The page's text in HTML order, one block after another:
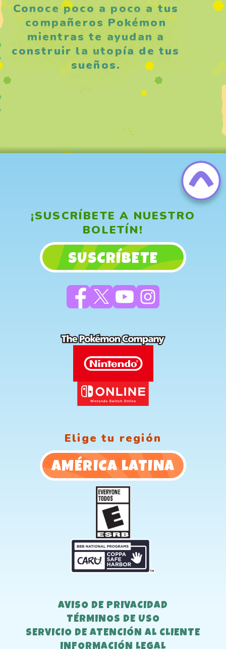
Conoce poco a poco a tus
compañeros Pokémon
mientras te ayudan a
construir la utopía de tus
sueños.
¡SUSCRÍBETE A NUESTRO
BOLETÍN!
SUSCRÍBETE
Elige tu región
AMÉRICA LATINA
AVISO DE PRIVACIDAD
TÉRMINOS DE USO
SERVICIO DE ATENCIÓN AL CLIENTE
INFORMACIÓN LEGAL